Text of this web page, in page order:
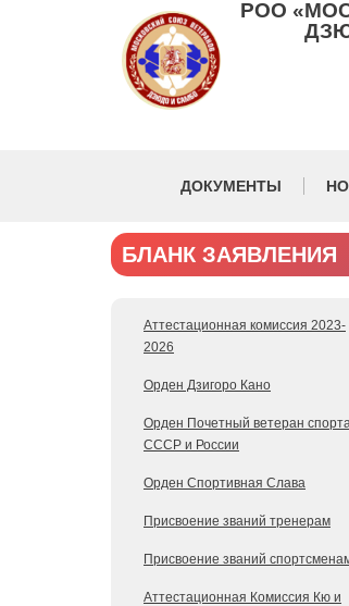
РОО
ДОКУМЕНТЫ
БЛАНК ЗАЯВЛЕНИЯ
Аттестационная комиссия 2023-
2026
Орден Дзигоро Кано
Орден Почетный ветеран
СССР и России
Орден Спортивная Слава
Присвоение званий тренерам
Присвоение званий
Аттестационная Комиссия Кю и